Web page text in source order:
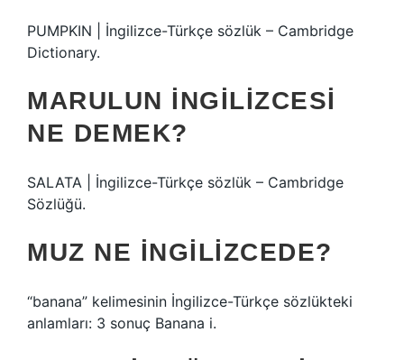
PUMPKIN | İngilizce-Türkçe sözlük – Cambridge
Dictionary.
MARULUN INGILIZCESI
NE DEMEK?
SALATA | İngilizce-Türkçe sözlük – Cambridge
Sözlüğü.
MUZ NE INGILIZCEDE?
“banana” kelimesinin İngilizce-Türkçe sözlükteki
anlamları: 3 sonuç Banana i.